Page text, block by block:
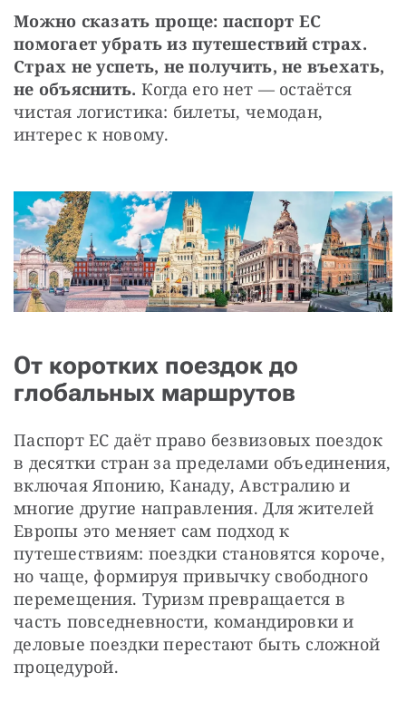
Можно сказать проще: паспорт ЕС
помогает убрать из путешествий страх.
Страх не успеть, не получить, не въехать,
не объяснить. Когда его нет — остаётся
чистая логистика: билеты, чемодан,
интерес к новому.
От коротких поездок до
глобальных маршрутов
Паспорт ЕС даёт право безвизовых поездок
в десятки стран за пределами объединения,
включая Японию, Канаду, Австралию и
многие другие направления. Для жителей
Европы это меняет сам подход к
путешествиям: поездки становятся короче,
но чаще, формируя привычку свободного
перемещения. Туризм превращается в
часть повседневности, командировки и
деловые поездки перестают быть сложной
процедурой.